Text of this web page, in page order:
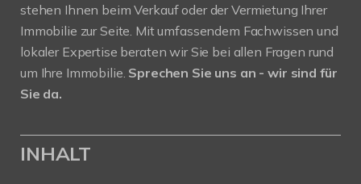
stehen Ihnen beim Verkauf oder der Vermietung Ihrer
Immobilie zur Seite. Mit umfassendem Fachwissen und
lokaler Expertise beraten wir Sie bei allen Fragen rund
um Ihre Immobilie. Sprechen Sie uns an - wir sind für
Sie da.
INHALT